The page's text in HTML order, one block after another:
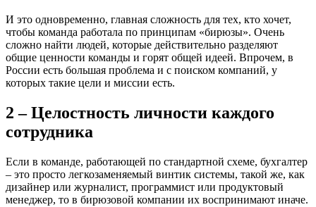
И это одновременно, главная сложность для тех, кто хочет,
чтобы команда работала по принципам «бирюзы». Очень
сложно найти людей, которые действительно разделяют
общие ценности команды и горят общей идеей. Впрочем, в
России есть большая проблема и с поиском компаний, у
которых такие цели и миссии есть.
2 – Целостность личности каждого
сотрудника
Если в команде, работающей по стандартной схеме, бухгалтер
– это просто легкозаменяемый винтик системы, такой же, как
дизайнер или журналист, программист или продуктовый
менеджер, то в бирюзовой компании их воспринимают иначе.